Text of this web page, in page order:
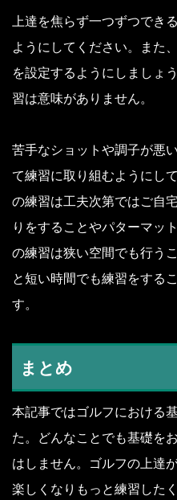
上達を焦らず一つずつでき
ようにしてください。また
を設定するようにしましょ
習は意味がありません。
苦手なショットや調子が悪
て練習に取り組むようにし
の練習は工夫次第ではご自
りをすることやパターマッ
の練習は狭い空間でも行う
と短い時間でも練習をする
す。
まとめ
本記事ではゴルフにおける
た。どんなことでも基礎を
はしません。ゴルフの上達
楽しくなりもっと練習した